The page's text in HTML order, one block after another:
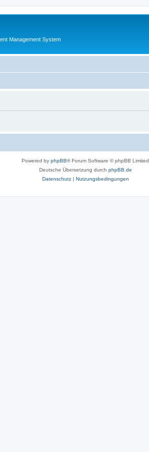
Management System
Powered by phpBB® Forum Software © phpBB Limited
Deutsche Übersetzung durch phpBB.de
Datenschutz| Nutzungsbedingungen